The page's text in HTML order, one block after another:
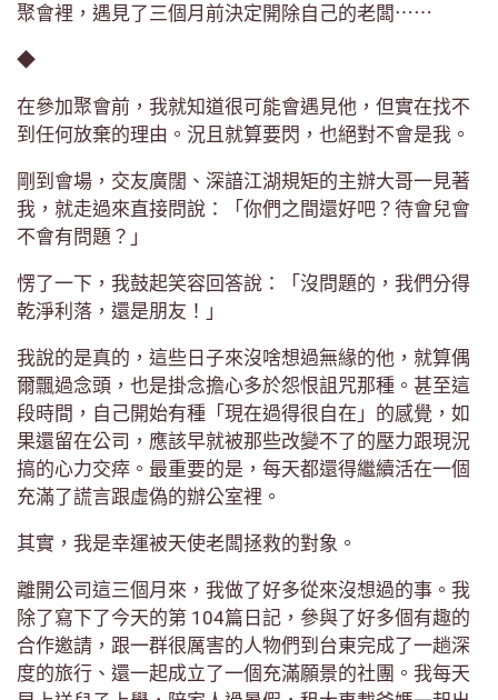
聚會裡，遇見了三個月前決定開除自己的老闆⋯⋯
◆
在參加聚會前，我就知道很可能會遇見他，但實在找不
到任何放棄的理由。況且就算要閃，也絕對不會是我。
剛到會場，交友廣闊、深諳江湖規矩的主辦大哥一見著
我，就走過來直接問說：「你們之間還好吧？待會兒會
不會有問題？」
愣了一下，我鼓起笑容回答說：「沒問題的，我們分得
乾淨利落，還是朋友！」
我說的是真的，這些日子來沒啥想過無緣的他，就算偶
爾飄過念頭，也是掛念擔心多於怨恨詛咒那種。甚至這
段時間，自己開始有種「現在過得很自在」的感覺，如
果還留在公司，應該早就被那些改變不了的壓力跟現況
搞的心力交瘁。最重要的是，每天都還得繼續活在一個
充滿了謊言跟虛偽的辦公室裡。
其實，我是幸運被天使老闆拯救的對象。
離開公司這三個月來，我做了好多從來沒想過的事。我
除了寫下了今天的第 104篇日記，參與了好多個有趣的
合作邀請，跟一群很厲害的人物們到台東完成了一趟深
度的旅行、還一起成立了一個充滿願景的社團。我每天